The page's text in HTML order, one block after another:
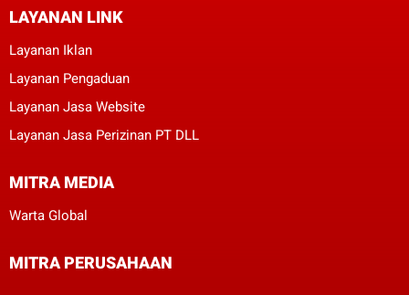
LAYANAN LINK
Layanan Iklan
Layanan Pengaduan
Layanan Jasa Website
Layanan Jasa Perizinan PT DLL
MITRA MEDIA
Warta Global
MITRA PERUSAHAAN